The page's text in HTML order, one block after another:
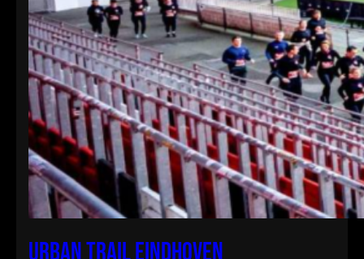
Urban Trail Eindhoven